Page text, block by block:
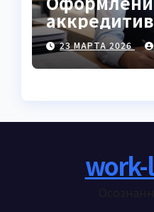
торговле
23 МАРТА 2026
work-